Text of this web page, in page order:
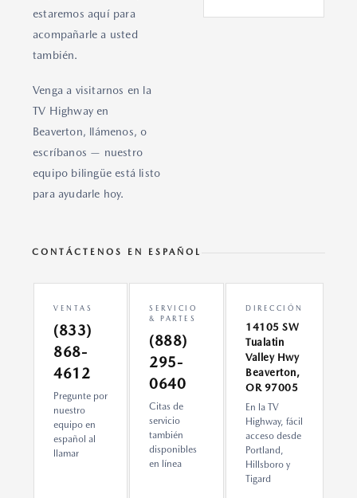
estaremos aquí para
acompañarle a usted
también.
Venga a visitarnos en la
TV Highway en
Beaverton, llámenos, o
escríbanos — nuestro
equipo bilingüe está listo
para ayudarle hoy.
CONTÁCTENOS EN ESPAÑOL
VENTAS
(833)
868-
4612
Pregunte por
nuestro
equipo en
español al
llamar
SERVICIO
& PARTES
(888)
295-
0640
Citas de
servicio
también
disponibles
en línea
DIRECCIÓN
14105 SW
Tualatin
Valley Hwy
Beaverton,
OR 97005
En la TV
Highway, fácil
acceso desde
Portland,
Hillsboro y
Tigard